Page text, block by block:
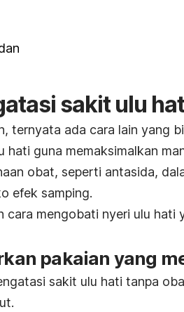
sakit ulu
ternyata ada cara lain yang
hati guna memaksimalkan
obat, seperti antasida,
efek samping.
cara mengobati nyeri ulu
pakaian yang
sakit ulu hati tanpa